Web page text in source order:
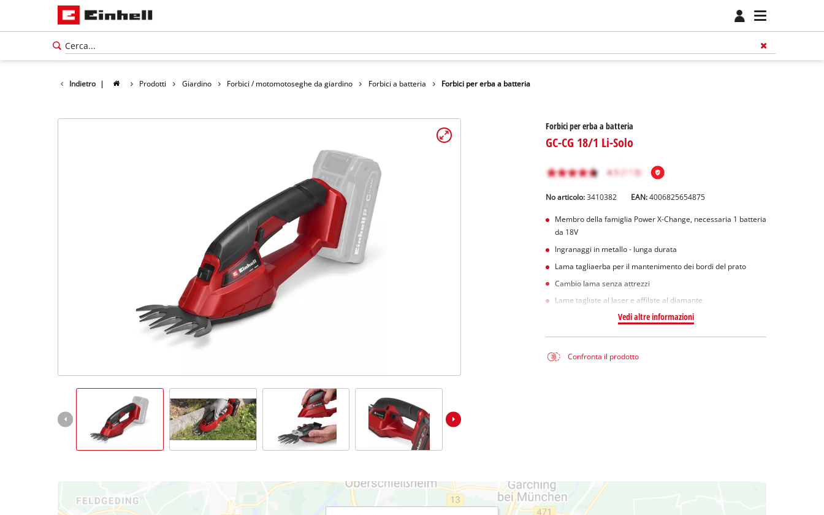
Indietro | Prodotti Giardino Forbici / motomotoseghe da giardino Forbici a batteria Forbici per erba a batteria
Forbici per erba a batteria
GC-CG 18/1 Li-Solo
No articolo: 3410382 EAN:4006825654875
Membro della famiglia Power X-Change, necessaria 1 batteria
da 18V
Ingranaggi in metallo - lunga durata
Lama tagliaerba per il mantenimento dei bordi del prato
Cambio lama senza attrezzi
Lame tagliate al laser e affilate al diamante
Vedi altre informazioni
Confronta il prodotto